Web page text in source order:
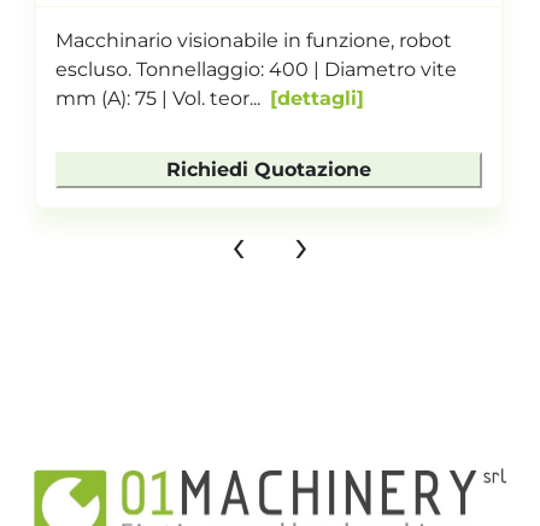
Macchinario visionabile in funzione, robot
escluso. Tonnellaggio: 400 | Diametro vite
mm (A): 75 | Vol. teor...
dettagli
Richiedi Quotazione
‹ ›